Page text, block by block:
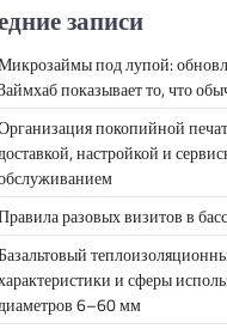
записи
под лупой:
показывает то, что
покопийной
настройкой и
разовых визитов в
и сферы
6–60 мм